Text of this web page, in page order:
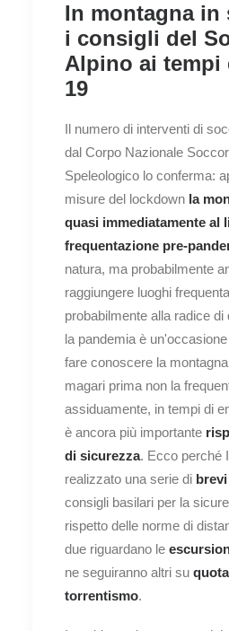
In montagna in
i consigli del
Alpino ai tempi
19
Il numero di interventi di
dal Corpo Nazionale
Speleologico lo conferma:
misure del lockdown la
quasi immediatamente al
frequentazione pre-
natura, ma probabilmente
raggiungere luoghi
probabilmente alla radice
la pandemia è
fare conoscere la
magari prima non la
assiduamente, in tempi di
è ancora più importante
di sicurezza. Ecco perché
realizzato una serie di
consigli basilari per la
rispetto delle norme di
due riguardano le
ne seguiranno altri su quota
torrentismo.